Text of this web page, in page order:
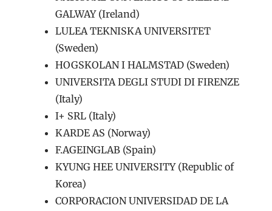
GALWAY (Ireland)
LULEA TEKNISKA UNIVERSITET
(Sweden)
HOGSKOLAN I HALMSTAD (Sweden)
UNIVERSITA DEGLI STUDI DI FIRENZE
(Italy)
I+ SRL (Italy)
KARDE AS (Norway)
F.AGEINGLAB (Spain)
KYUNG HEE UNIVERSITY (Republic of
Korea)
CORPORACION UNIVERSIDAD DE LA